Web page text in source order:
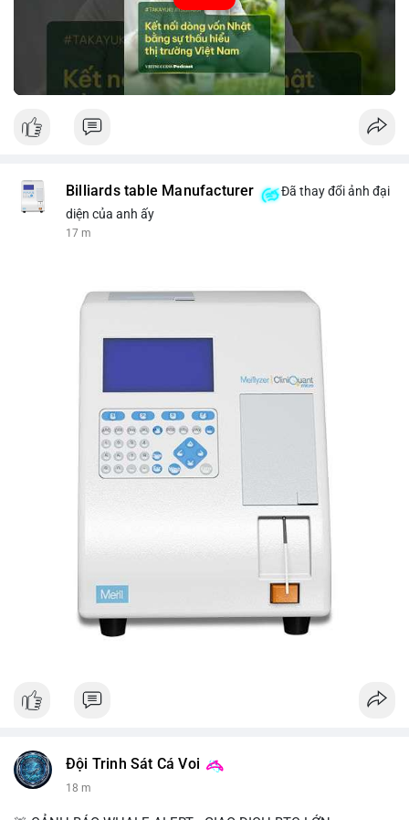
tin thị trường chính xác trong việc giảm rủi ro khi kết nối các
thị trường khác nhau.
🎥 Xem video trực tiếp tại:
Billiards table Manufacturer
Đã thay đổi ảnh đại
diện của anh ấy
17 m
Đội Trinh Sát Cá Voi
18 m